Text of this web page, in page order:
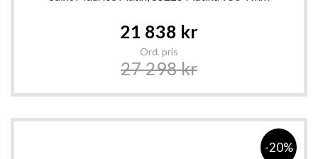
21 838 kr
Ord. pris
27 298 kr
-20%